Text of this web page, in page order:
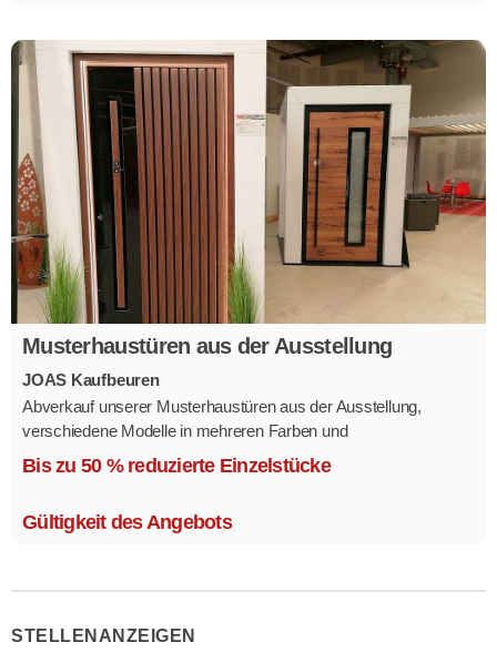
Musterhaustüren aus der Ausstellung
JOAS Kaufbeuren
Abverkauf unserer Musterhaustüren aus der Ausstellung,
verschiedene Modelle in mehreren Farben und
Ausstattungsvarianten.
Bis zu 50 % reduzierte Einzelstücke
Gültigkeit des Angebots
STELLENANZEIGEN